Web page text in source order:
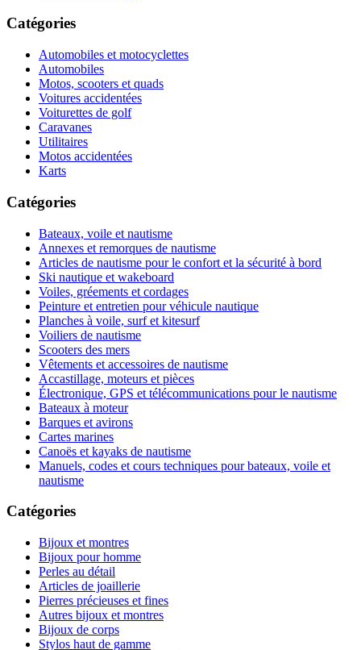
Catégories
Automobiles et motocyclettes
Automobiles
Motos, scooters et quads
Voitures accidentées
Voiturettes de golf
Caravanes
Utilitaires
Motos accidentées
Karts
Catégories
Bateaux, voile et nautisme
Annexes et remorques de nautisme
Articles de nautisme pour le confort et la sécurité à bord
Ski nautique et wakeboard
Voiles, gréements et cordages
Peinture et entretien pour véhicule nautique
Planches à voile, surf et kitesurf
Voiliers de nautisme
Scooters des mers
Vêtements et accessoires de nautisme
Accastillage, moteurs et pièces
Électronique, GPS et télécommunications pour le nautisme
Bateaux à moteur
Barques et avirons
Cartes marines
Canoës et kayaks de nautisme
Manuels, codes et cours techniques pour bateaux, voile et
nautisme
Catégories
Bijoux et montres
Bijoux pour homme
Perles au détail
Articles de joaillerie
Pierres précieuses et fines
Autres bijoux et montres
Bijoux de corps
Stylos haut de gamme